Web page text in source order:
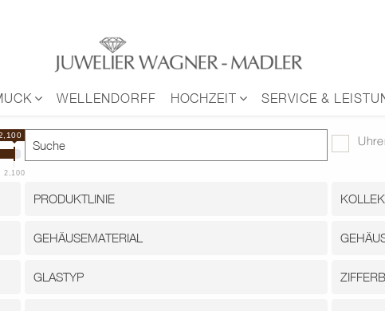
WELLENDORFF HOCHZEIT SERVICE &
€
2,100